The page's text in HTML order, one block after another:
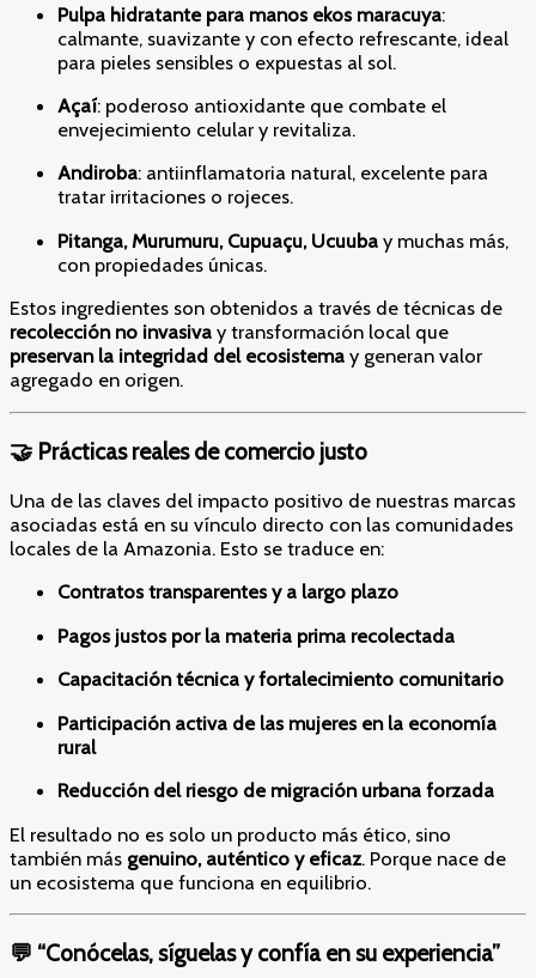
Pulpa hidratante para manos ekos maracuya:
calmante, suavizante y con efecto refrescante, ideal
para pieles sensibles o expuestas al sol.
Açaí: poderoso antioxidante que combate el
envejecimiento celular y revitaliza.
Andiroba: antiinflamatoria natural, excelente para
tratar irritaciones o rojeces.
Pitanga, Murumuru, Cupuaçu, Ucuuba y muchas más,
con propiedades únicas.
Estos ingredientes son obtenidos a través de técnicas de
recolección no invasiva y transformación local que
preservan la integridad del ecosistema y generan valor
agregado en origen.
🤝 Prácticas reales de comercio justo
Una de las claves del impacto positivo de nuestras marcas
asociadas está en su vínculo directo con las comunidades
locales de la Amazonia. Esto se traduce en:
Contratos transparentes y a largo plazo
Pagos justos por la materia prima recolectada
Capacitación técnica y fortalecimiento comunitario
Participación activa de las mujeres en la economía
rural
Reducción del riesgo de migración urbana forzada
El resultado no es solo un producto más ético, sino
también más genuino, auténtico y eficaz. Porque nace de
un ecosistema que funciona en equilibrio.
💬 “Conócelas, síguelas y confía en su experiencia”